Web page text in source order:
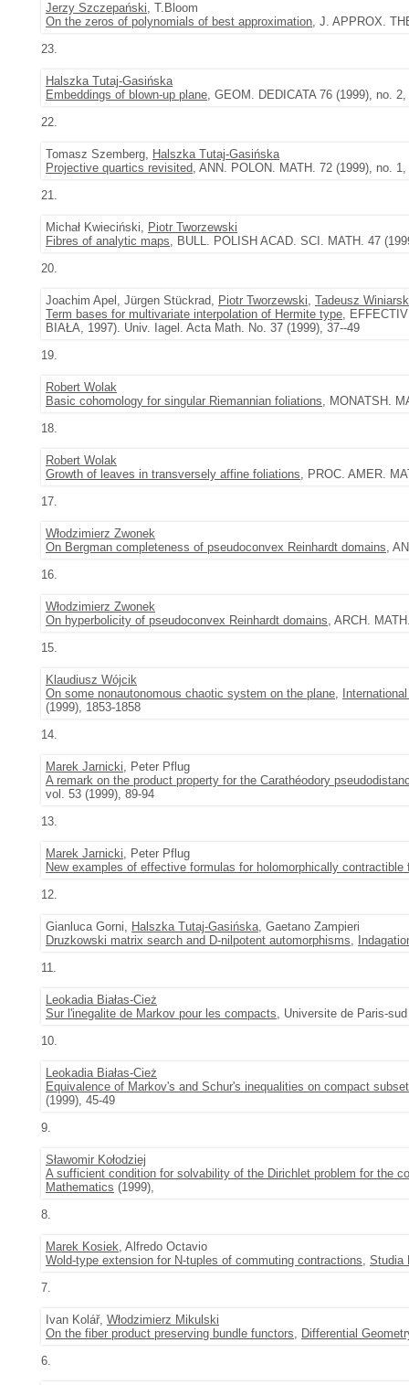
Jerzy Szczepański, T.Bloom
On the zeros of polynomials of best approximation, J. APPROX.
23.
Halszka Tutaj-Gasińska
Embeddings of blown-up plane, GEOM. DEDICATA 76 (1999), no. 2,
22.
Tomasz Szemberg, Halszka Tutaj-Gasińska
Projective quartics revisited, ANN. POLON. MATH. 72 (1999), no. 1,
21.
Michał Kwieciński, Piotr Tworzewski
Fibres of analytic maps, BULL. POLISH ACAD. SCI. MATH. 47
20.
Joachim Apel, Jürgen Stückrad, Piotr Tworzewski, Tadeusz
Term bases for multivariate interpolation of Hermite type,
BIAŁA, 1997). Univ. Iagel. Acta Math. No. 37 (1999), 37--49
19.
Robert Wolak
Basic cohomology for singular Riemannian foliations, MONATSH.
18.
Robert Wolak
Growth of leaves in transversely affine foliations, PROC. AMER.
17.
Włodzimierz Zwonek
On Bergman completeness of pseudoconvex Reinhardt domains,
16.
Włodzimierz Zwonek
On hyperbolicity of pseudoconvex Reinhardt domains, ARCH.
15.
Klaudiusz Wójcik
On some nonautonomous chaotic system on the plane,
(1999), 1853-1858
14.
Marek Jarnicki, Peter Pflug
A remark on the product property for the Carathéodory
vol. 53 (1999), 89-94
13.
Marek Jarnicki, Peter Pflug
New examples of effective formulas for holomorphically contractible
12.
Gianluca Gorni, Halszka Tutaj-Gasińska, Gaetano Zampieri
Druzkowski matrix search and D-nilpotent automorphisms,
11.
Leokadia Białas-Cież
Sur l'inegalite de Markov pour les compacts, Universite de Paris-
10.
Leokadia Białas-Cież
Equivalence of Markov's and Schur's inequalities on compact
(1999), 45-49
9.
Sławomir Kołodziej
A sufficient condition for solvability of the Dirichlet problem for the
Mathematics (1999),
8.
Marek Kosiek, Alfredo Octavio
Wold-type extension for N-tuples of commuting contractions, Studia
7.
Ivan Kolář, Włodzimierz Mikulski
On the fiber product preserving bundle functors, Differential
6.